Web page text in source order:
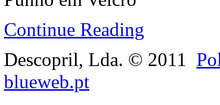
Continue Reading
Descopril, Lda. © 2011
blueweb.pt